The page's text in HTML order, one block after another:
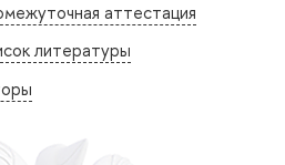
аттестация
литературы